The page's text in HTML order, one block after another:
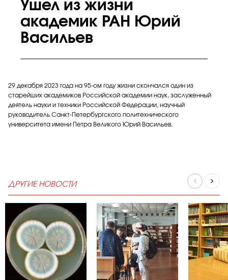
Ушел из жизни
академик РАН Юрий
Васильев
29 декабря 2023 года на 95-ом году жизни скончался один из
старейших академиков Российской академии наук, заслуженный
деятель науки и техники Российской Федерации, научный
руководитель Санкт-Петербургского политехнического
университета имени Петра Великого Юрий Васильев.
ДРУГИЕ НОВОСТИ